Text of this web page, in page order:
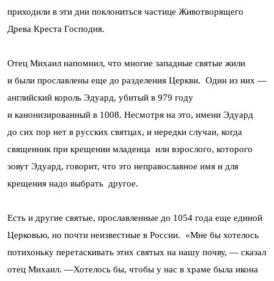
приходили в эти дни поклониться частице Животворящего
Древа Креста Господня.
Отец Михаил напомнил, что многие западные святые жили
и были прославлены еще до разделения Церкви. Один из них —
английский король Эдуард, убитый в 979 году
и канонизированный в 1008. Несмотря на это, имени Эдуард
до сих пор нет в русских святцах, и нередки случаи, когда
священник при крещении младенца или взрослого, которого
зовут Эдуард, говорит, что это неправославное имя и для
крещения надо выбрать другое.
Есть и другие святые, прославленные до 1054 года еще единой
Церковью, но почти неизвестные в России. «Мне бы хотелось
потихоньку перетаскивать этих святых на нашу почву, — сказал
отец Михаил. —Хотелось бы, чтобы у нас в храме была икона